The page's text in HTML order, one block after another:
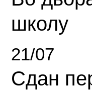
школу
21/07
Сдан